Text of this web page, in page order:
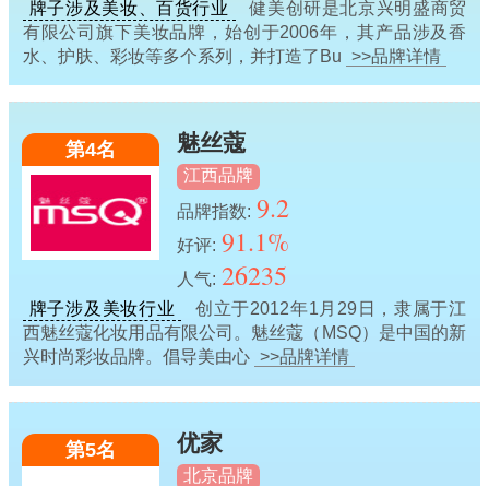
牌子涉及美妆、百货行业
健美创研是北京兴明盛商贸
有限公司旗下美妆品牌，始创于2006年，其产品涉及香
水、护肤、彩妆等多个系列，并打造了Bu >>品牌详情
第4名 魅丝蔻
江西品牌
品牌指数: 9.2
好评: 91.1%
人气: 26235
牌子涉及美妆行业
创立于2012年1月29日，隶属于江
西魅丝蔻化妆用品有限公司。魅丝蔻（MSQ）是中国的新
兴时尚彩妆品牌。倡导美由心 >>品牌详情
第5名 优家
北京品牌